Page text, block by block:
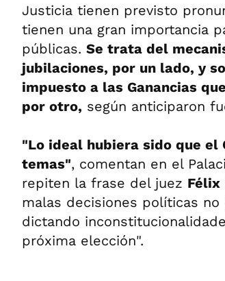
Justicia tienen previsto
tienen una gran importancia
públicas. Se trata del
jubilaciones, por un lado, y
impuesto a las Ganancias
por otro, según anticiparon
"Lo ideal hubiera sido que el
temas", comentan en el
repiten la frase del juez
malas decisiones políticas
dictando
próxima elección".